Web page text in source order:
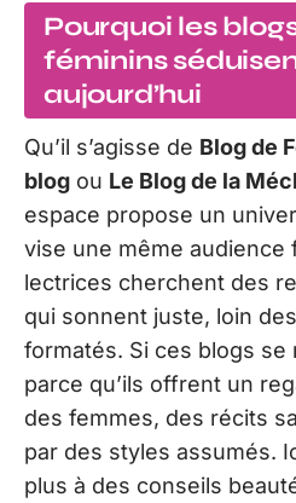
Pourquoi les
féminins
aujourd’hui
Qu’il s’agisse de Blog de
blog ou Le Blog de la
espace propose un
vise une même audience
lectrices cherchent des
qui sonnent juste, loin
formatés. Si ces blogs se
parce qu’ils offrent un
des femmes, des récits
par des styles assumés.
plus à des conseils